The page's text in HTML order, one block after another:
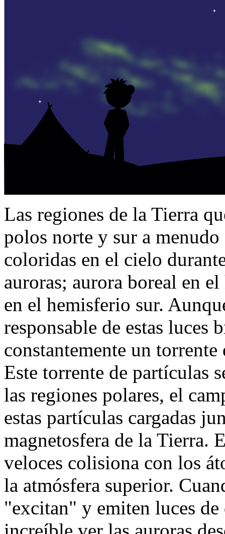
Las regiones de la Tierra
polos norte y sur a
coloridas en el cielo
auroras; aurora boreal en
en el hemisferio sur.
responsable de estas
constantemente un
Este torrente de partículas
las regiones polares, el
estas partículas cargadas
magnetosfera de la Tierra.
veloces colisiona con los
la atmósfera superior.
"excitan" y emiten luces